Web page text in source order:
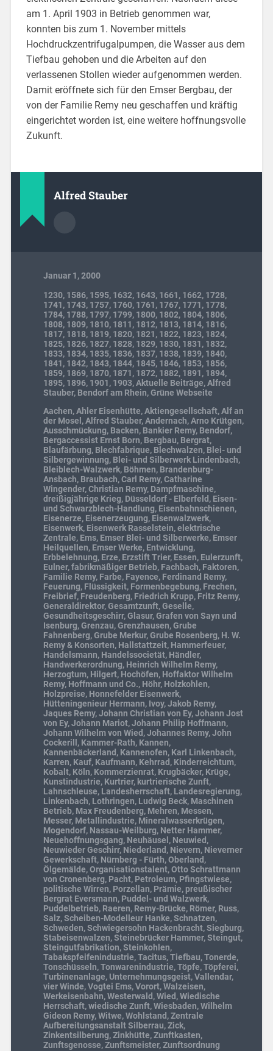
am 1. April 1903 in Betrieb genommen war,
konnten bis zum 1. November mittels
Hochdruckzentrifugalpumpen, die Wasser aus dem
Tiefbau gehoben und die Arbeiten auf den
verlassenen Stollen wieder aufgenommen werden.
Damit eröffnete sich für den Emser Bergbau, der
von der Familie Remy neu geschaffen und kräftig
eingerichtet worden ist, eine weitere hoffnungsvolle
Zukunft.
Alfred Stauber
Januar 1, 2000
1230, 1586, 1595, 1632, 1643, 1661, 1662, 1728,
1741, 1743, 1757, 1760, 1761, 1767, 1771, 1778,
1784, 1788, 1797, 1799, 1800, 1802, 1804, 1806,
1808, 1809, 1810, 1811, 1812, 1813, 1814, 1816,
1817, 1818, 1819, 1820, 1821, 1822, 1823, 1824,
1825, 1826, 1827, 1828, 1829, 1830, 1831, 1832,
1833, 1834, 1835, 1836, 1837, 1838, 1839, 1840,
1841, 1842, 1843, 1844, 1845, 1846, 1853, 1856,
1859, 1869, 1870, 1871, 1872, 1882, 1891, 1894,
1895, 1896, 1901, 1903,Aktuelle Beiträge,Alfred
Stauber, Bendorf am Rhein,Grüne Webseite
Aachen,Ahler Eisenhütte,Aktiengesellschaft,Alf an
der Mosel ,Alfred Stauber,Andernach,Arno Krütgen,
Ausschmückung, Backen, Bankier Remy, Bendorf,
Bergaccessist Ernst Born, Bergbau, Bergrat,
Blaufärbung, Blechfabrique, Blechwalzen, Blei- und
Silbergewinnung, Blei- und Silberwerk Lindenbach,
Bleiblech-Walzwerk, Böhmen, Brandenburg-
Ansbach, Braubach,Carl Remy,Catharine
Wingender,Christian Remy, Dampfmaschine,
dreißigjährige Krieg, Düsseldorf - Elberfeld , Eisen-
und Schwarzblech-Handlung, Eisenbahnschienen,
Eisenerze, Eisenerzeugung, Eisenwalzwerk,
Eisenwerk, Eisenwerk Rasselstein,elektrische
Zentrale, Ems, Emser Blei- und Silberwerke, Emser
Heilquellen, Emser Werke, Entwicklung,
Erbbelehnung, Erze, Erzstift Trier, Essen, Eulerzunft,
Eulner,fabrikmäßiger Betrieb, Fachbach, Faktoren,
Familie Remy, Farbe, Fayence, Ferdinand Remy,
Feuerung, Flüssigkeit, Formenbegebung, Frechen,
Freibrief, Freudenberg, Friedrich Krupp, Fritz Remy,
Generaldirektor,Gesamtzunft,Geselle,
Gesundheitsgeschirr,Glasur,Grafen von Sayn und
Isenburg,Grenzau,Grenzhausen,Grube
Fahnenberg,Grube Merkur,Grube Rosenberg, H. W.
Remy & Konsorten, Hallstattzeit, Hammerfeuer,
Handelsmann, Handelssocietät, Händler,
Handwerkerordnung, Heinrich Wilhelm Remy,
Herzogtum, Hilgert, Hochöfen, Hoffaktor Wilhelm
Remy, Hoffmann und Co., Höhr, Holzkohlen,
Holzpreise, Honnefelder Eisenwerk,
Hütteningenieur Hermann, Ivoy,Jakob Remy,
Jaques Remy,Johann Christian von Ey,Johann Jost
von Ey,Johann Mariot,Johann Philip Hoffmann,
Johann Wilhelm von Wied ,Johannes Remy,John
Cockerill , Kammer-Rath, Kannen,
Kannenbäckerland , Kannenofen, Karl Linkenbach,
Karren, Kauf, Kaufmann, Kehrrad , Kinderreichtum,
Kobalt, Köln, Kommerzienrat, Krugbäcker, Krüge,
Kunstindustrie, Kurtrier, kurtrierische Zunft,
Lahnschleuse, Landesherrschaft, Landesregierung,
Linkenbach, Lothringen, Ludwig Beck, Maschinen
Betrieb, Max Freudenberg, Mehren, Messen,
Messer, Metallindustrie, Mineralwasserkrügen,
Mogendorf, Nassau-Weilburg, Netter Hammer,
Neuehoffnungsgang, Neuhäusel , Neuwied ,
Neuwieder Geschirr, Niederland , Nievern, Nieverner
Gewerkschaft, Nürnberg - Fürth,Oberland ,
Ölgemälde,Organisationstalent,Otto Schrattmann
von Cronenberg, Pacht, Petroleum, Pfingstwiese,
politische Wirren, Porzellan, Prämie, preußischer
Bergrat Eversmann, Puddel- und Walzwerk,
Puddelbetrieb, Raeren, Remy-Brücke, Römer, Russ,
Salz,Scheiben-Modelleur Hanke,Schnatzen,
Schweden,Schwiegersohn Hackenbracht,Siegburg,
Stabeisenwalzen,Steinebrücker Hammer,Steingut,
Steingutfabrikation,Steinkohlen,
Tabakspfeifenindustrie,Tacitus,Tiefbau,Tonerde,
Tonschüsseln,Tonwarenindustrie,Töpfe,Töpferei,
Turbinenanlage, Unternehmungsgeist,Vallendar,
vier Winde,Vogtei Ems,Vorort,Walzeisen,
Werkeisenbahn,Westerwald ,Wied ,Wiedische
Herrschaft,wiedische Zunft,Wiesbaden,Wilhelm
Gideon Remy,Witwe,Wohlstand ,Zentrale
Aufbereitungsanstalt Silberrau,Zick,
Zinkentsilberung,Zinkhütte,Zunftkasten,
Zunftsgenosse,Zunftsmeister,Zunftsordnung